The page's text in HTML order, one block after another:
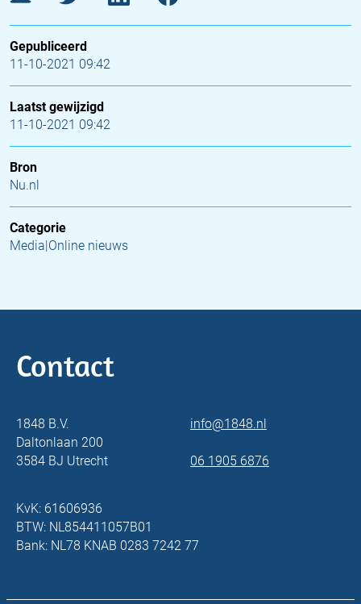
Gepubliceerd
11-10-2021 09:42
Laatst gewijzigd
11-10-2021 09:42
Bron
Nu.nl
Categorie
Media|Online nieuws
Contact
1848 B.V.
Daltonlaan 200
3584 BJ Utrecht
info@1848.nl
06 1905 6876
KvK: 61606936
BTW: NL854411057B01
Bank: NL78 KNAB 0283 7242 77